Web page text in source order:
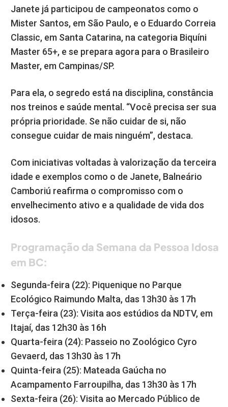
Janete já participou de campeonatos como o
Mister Santos, em São Paulo, e o Eduardo Correia
Classic, em Santa Catarina, na categoria Biquíni
Master 65+, e se prepara agora para o Brasileiro
Master, em Campinas/SP.
Para ela, o segredo está na disciplina, constância
nos treinos e saúde mental. “Você precisa ser sua
própria prioridade. Se não cuidar de si, não
consegue cuidar de mais ninguém”, destaca.
Com iniciativas voltadas à valorização da terceira
idade e exemplos como o de Janete, Balneário
Camboriú reafirma o compromisso com o
envelhecimento ativo e a qualidade de vida dos
idosos.
Programação da Semana da Pessoa Idosa
em BC:
Segunda-feira (22): Piquenique no Parque
Ecológico Raimundo Malta, das 13h30 às 17h
Terça-feira (23): Visita aos estúdios da NDTV, em
Itajaí, das 12h30 às 16h
Quarta-feira (24): Passeio no Zoológico Cyro
Gevaerd, das 13h30 às 17h
Quinta-feira (25): Mateada Gaúcha no
Acampamento Farroupilha, das 13h30 às 17h
Sexta-feira (26): Visita ao Mercado Público de